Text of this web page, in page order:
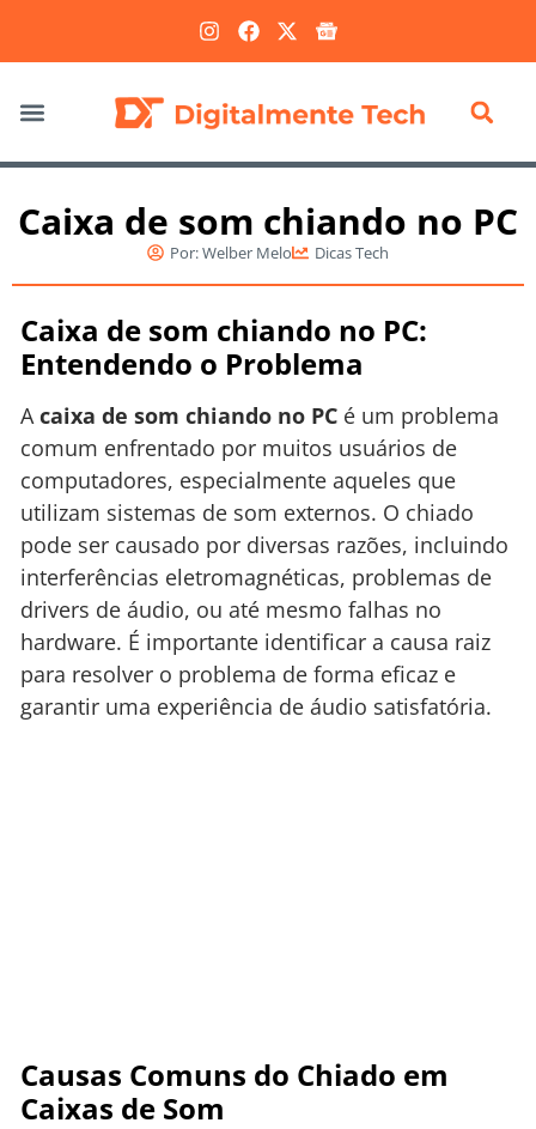
Caixa de som chiando no PC
Por:Welber Melo Dicas Tech
Caixa de som chiando no PC:
Entendendo o Problema
Acaixa de som chiando no PC é um problema
comum enfrentado por muitos usuários de
computadores, especialmente aqueles que
utilizam sistemas de som externos. O chiado
pode ser causado por diversas razões, incluindo
interferências eletromagnéticas, problemas de
drivers de áudio, ou até mesmo falhas no
hardware. É importante identificar a causa raiz
para resolver o problema de forma eficaz e
garantir uma experiência de áudio satisfatória.
Causas Comuns do Chiado em
Caixas de Som